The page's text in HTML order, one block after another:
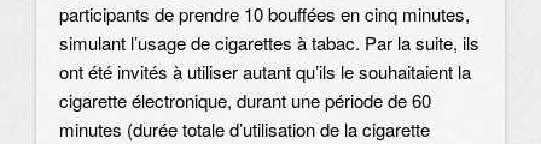
participants de prendre 10 bouffées en cinq minutes,
simulant l’usage de cigarettes à tabac. Par la suite, ils
ont été invités à utiliser autant qu’ils le souhaitaient la
cigarette électronique, durant une période de 60
minutes (durée totale d’utilisation de la cigarette